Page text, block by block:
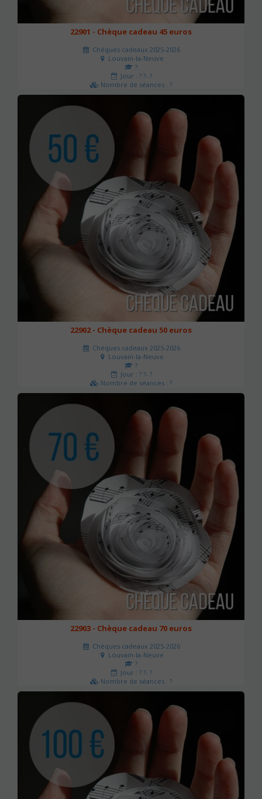
22901 - Chèque cadeau 45 euros
Chèques cadeaux 2025-2026
Louvain-la-Neuve
?
Jour : ? ?- ?
Nombre de séances : ?
45 €
22902 - Chèque cadeau 50 euros
Chèques cadeaux 2025-2026
Louvain-la-Neuve
?
Jour : ? ?- ?
Nombre de séances : ?
50 €
22903 - Chèque cadeau 70 euros
Chèques cadeaux 2025-2026
Louvain-la-Neuve
?
Jour : ? ?- ?
Nombre de séances : ?
70 €